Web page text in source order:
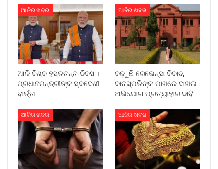
ଆଜିର ଖବର
ଆଜି ବିଶ୍ବ ହସ୍ତତନ୍ତ ଦିବସ ।
ପ୍ରଧାନମନ୍ତ୍ରୀଙ୍କ ସ୍ବଦେଶୀ
ବାର୍ତ୍ତା
ଆଜିର ଖବର
ବଢ଼ୁଛି ରେଭେନ୍ସା ବିବାଦ,
ବାଚସ୍ପତିଙ୍କ ପାଖରେ ଦାଖଲ
ଅଭିଯୋଗ ପ୍ରତ୍ୟାହାର ଦାବି
ଆଜିର ଖବର ଆଜିର ଖବର